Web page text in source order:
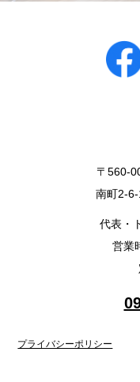
〒560-
南町2-
代表・
営業
プライバシーポリシー